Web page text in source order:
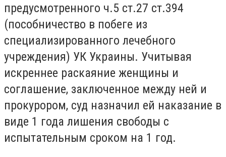
предусмотренного ч.5 ст.27 ст.394
(пособничество в побеге из
специализированного лечебного
учреждения) УК Украины. Учитывая
искреннее раскаяние женщины и
соглашение, заключенное между ней и
прокурором, суд назначил ей наказание в
виде 1 года лишения свободы с
испытательным сроком на 1 год.